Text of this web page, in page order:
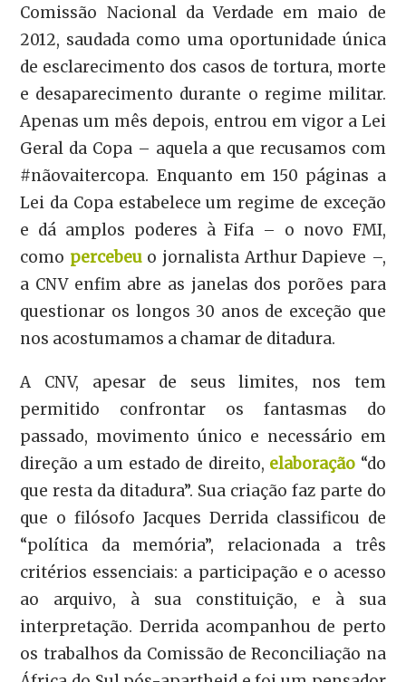
Comissão Nacional da Verdade em maio de
2012, saudada como uma oportunidade única
de esclarecimento dos casos de tortura, morte
e desaparecimento durante o regime militar.
Apenas um mês depois, entrou em vigor a Lei
Geral da Copa – aquela a que recusamos com
#nãovaitercopa. Enquanto em 150 páginas a
Lei da Copa estabelece um regime de exceção
e dá amplos poderes à Fifa – o novo FMI,
como percebeuo jornalista Arthur Dapieve –,
a CNV enfim abre as janelas dos porões para
questionar os longos 30 anos de exceção que
nos acostumamos a chamar de ditadura.
A CNV, apesar de seus limites, nos tem
permitido confrontar os fantasmas do
passado, movimento único e necessário em
direção a um estado de direito, elaboração “do
que resta da ditadura”. Sua criação faz parte do
que o filósofo Jacques Derrida classificou de
“política da memória”, relacionada a três
critérios essenciais: a participação e o acesso
ao arquivo, à sua constituição, e à sua
interpretação. Derrida acompanhou de perto
os trabalhos da Comissão de Reconciliação na